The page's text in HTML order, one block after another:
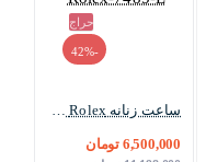
حراج
-42%
ساعت زنانه Rolex استیل صفحه سبز اسمال خطی Rolex-7485-L
6,500,000 تومان